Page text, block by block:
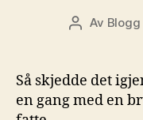
Av Blogg
Så skjedde det
en gang med en